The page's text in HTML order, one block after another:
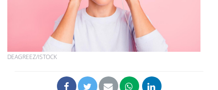
DEAGREEZ/ISTOCK